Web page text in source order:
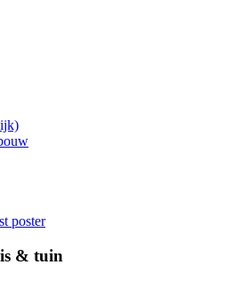
poster
& tuin